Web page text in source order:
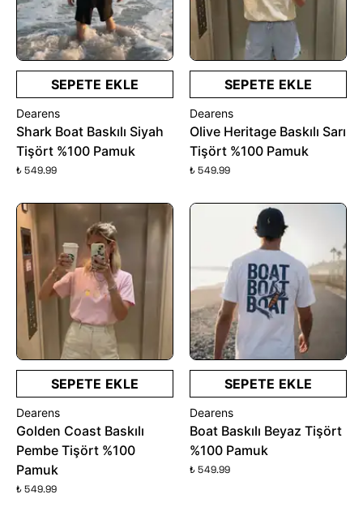
SEPETE EKLE
Dearens
Shark Boat Baskılı Siyah
Tişört %100 Pamuk
₺ 549.99
SEPETE EKLE
Dearens
Olive Heritage Baskılı Sarı
Tişört %100 Pamuk
₺ 549.99
SEPETE EKLE
Dearens
Golden Coast Baskılı
Pembe Tişört %100
Pamuk
₺ 549.99
SEPETE EKLE
Dearens
Boat Baskılı Beyaz Tişört
%100 Pamuk
₺ 549.99